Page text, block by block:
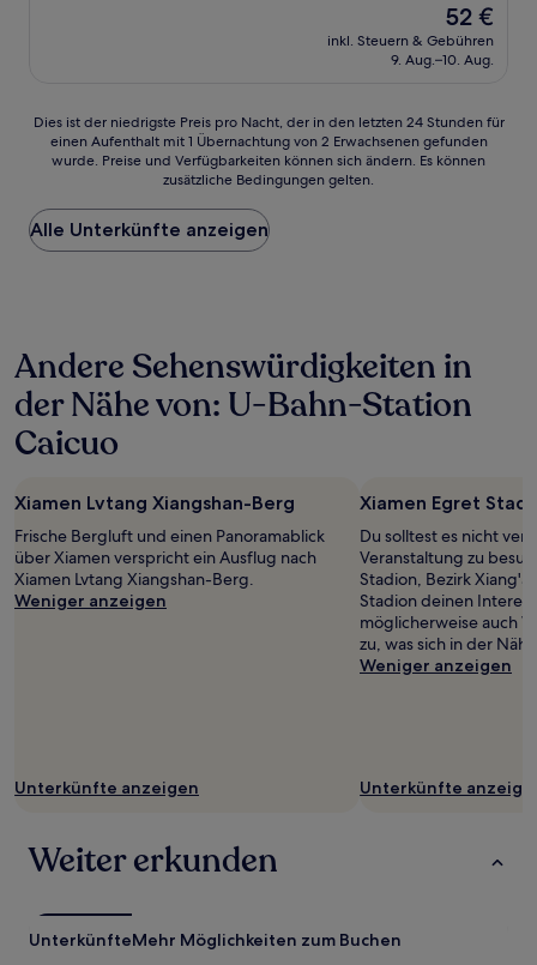
Der
Preis
beträgt
52 €
inkl. Steuern & Gebühren
9. Aug.–10. Aug.
Dies
der
Preis
pro
Nacht,
24 Stunden
für
einen
mit
2 Erwachsenen
gefunden
wurde.
Preise
und
gelten.
Dies ist der niedrigste Preis pro Nacht, der in den letzten 24 Stunden für
einen Aufenthalt mit 1 Übernachtung von 2 Erwachsenen gefunden
wurde. Preise und Verfügbarkeiten können sich ändern. Es können
zusätzliche Bedingungen gelten.
Alle Unterkünfte anzeigen
Andere Sehenswürdigkeiten in
der Nähe von: U-Bahn-Station
Caicuo
Xiamen Lvtang Xiangshan-Berg
Frische Bergluft und einen Panoramablick
über Xiamen verspricht ein Ausflug nach
Xiamen Lvtang Xiangshan-Berg.
Weniger anzeigen
Unterkünfte anzeigen
Xiamen Egret
Du solltest es nicht
Veranstaltung zu
Stadion, Bezirk
Stadion deinen
möglicherweise auch
zu, was sich in der
Weniger anzeigen
Unterkünfte
Weiter erkunden
UnterkünfteMehr Möglichkeiten zum Buchen